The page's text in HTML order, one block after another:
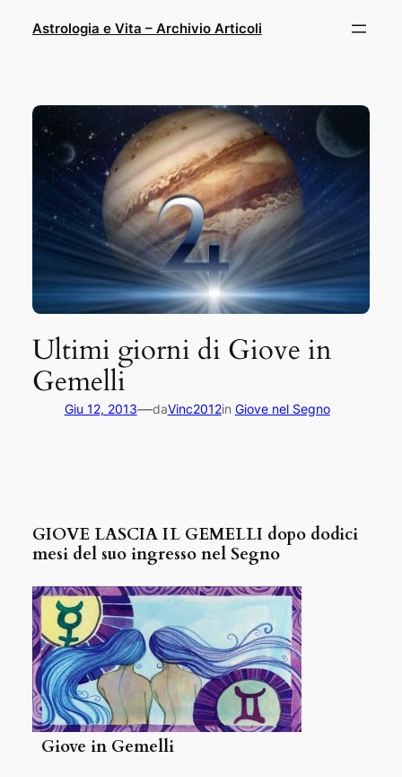
Astrologia e Vita – Archivio Articoli
Ultimi giorni di Giove in
Gemelli
Giu 12, 2013—daVinc2012in Giove nel Segno
GIOVE LASCIA IL GEMELLI dopo dodici
mesi del suo ingresso nel Segno
Giove in Gemelli